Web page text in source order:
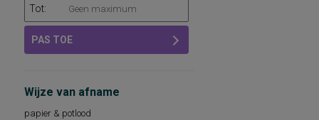
Tot:
PAS TOE
Wijze van afname
papier & potlood